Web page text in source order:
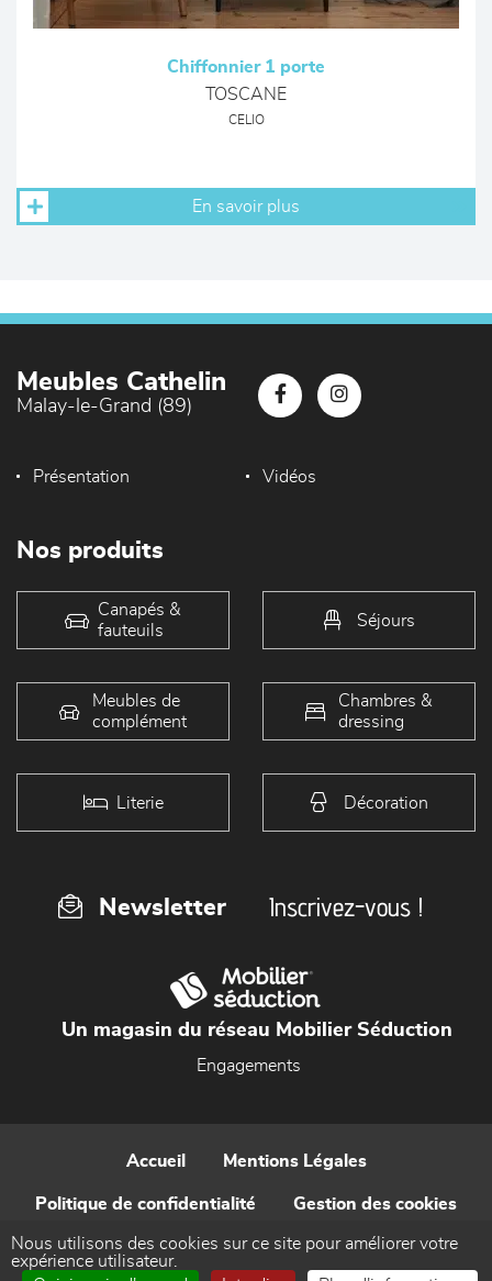
Chiffonnier 1 porte
TOSCANE
CELIO
En savoir plus
Meubles Cathelin
Malay-le-Grand (89)
Présentation Vidéos
Nos produits
Canapés &
fauteuils
Séjours
Meubles de
complément
Chambres &
dressing
Literie Décoration
Newsletter Inscrivez-vous !
Un magasin du réseau Mobilier Séduction
Engagements
Accueil Mentions Légales
Politique de confidentialité Gestion des cookies
Contact
Nous utilisons des cookies sur ce site pour améliorer votre
expérience utilisateur.